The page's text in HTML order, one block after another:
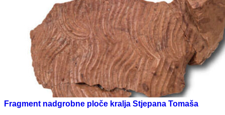
Fragment nadgrobne ploče kralja Stjepana Tomaša